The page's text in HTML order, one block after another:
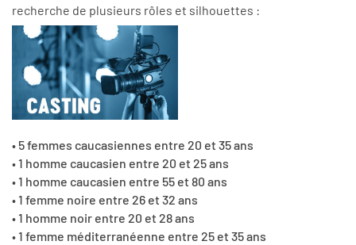
recherche de plusieurs rôles et silhouettes :
• 5 femmes caucasiennes entre 20 et 35 ans
•1 homme caucasien entre 20 et 25 ans
•1 homme caucasien entre 55 et 80 ans
•1 femme noire entre 26 et 32 ans
•1 homme noir entre 20 et 28 ans
•1 femme méditerranéenne entre 25 et 35 ans